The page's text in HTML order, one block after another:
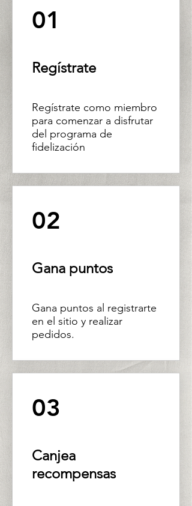
01
Regístrate
Regístrate como miembro
para comenzar a disfrutar
del programa de
fidelización
02
Gana puntos
Gana puntos al registrarte
en el sitio y realizar
pedidos.
03
Canjea
recompensas